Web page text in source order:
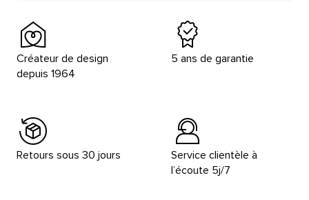
Créateur de design
depuis 1964
5 ans de garantie
Retours sous 30 jours
Service clientèle à
l’écoute 5j/7